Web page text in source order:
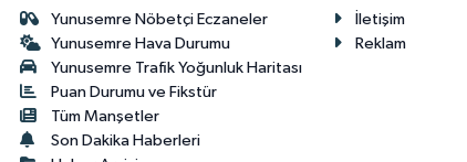
Yunusemre Nöbetçi Eczaneler
Yunusemre Hava Durumu
Yunusemre Trafik Yoğunluk Haritası
Puan Durumu ve Fikstür
Tüm Manşetler
Son Dakika Haberleri
İletişim
Reklam